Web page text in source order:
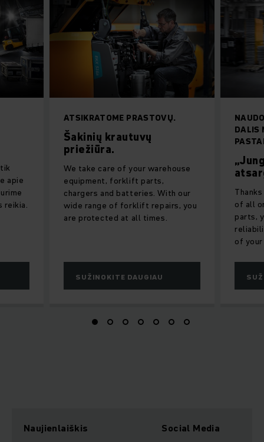
ATSIKRATOME PRASTOVŲ.
Šakinių krautuvų
priežiūra.
We take care of your warehouse
equipment, forklift parts,
chargers and batteries. With our
wide range of forklift repairs, you
are protected at all times.
SUŽINOKITE DAUGIAU
DALIS
of all
parts,
of
apie
reikia.
Naujienlaiškis Social Media